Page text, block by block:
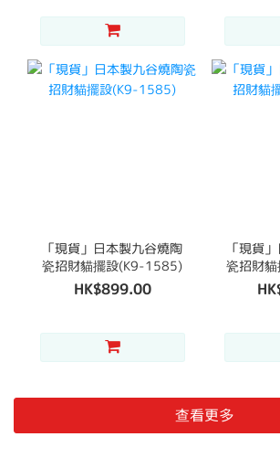
「現貨」日本製九谷燒陶
瓷招財貓擺設(K9-1585)
HK$899.00
「現貨
瓷招財
查看更多